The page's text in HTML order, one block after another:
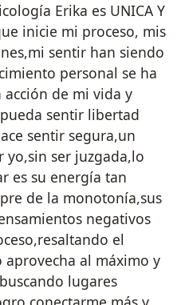
Erika es UNICA Y
inicie mi proceso, mis
sentir han siendo
personal se ha
de mi vida y
sentir libertad
sentir segura,un
ser juzgada,lo
es su energía tan
de la monotonía,sus
negativos
el
al máximo y
lugares